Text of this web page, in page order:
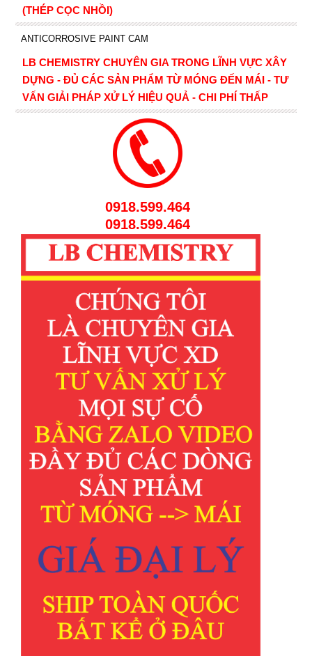
(THÉP CỌC NHỒI)
ANTICORROSIVE PAINT CAM
LB CHEMISTRY CHUYÊN GIA TRONG LĨNH VỰC XÂY
DỰNG - ĐỦ CÁC SẢN PHẨM TỪ MÓNG ĐẾN MÁI - TƯ
VẤN GIẢI PHÁP XỬ LÝ HIỆU QUẢ - CHI PHÍ THẤP
0918.599.464
0918.599.464